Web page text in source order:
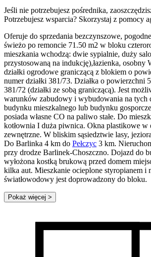
Jeśli nie potrzebujesz pośrednika,
Potrzebujesz wsparcia? Skorzystaj z pomocy
Oferuje do sprzedania bezczynszowe,
świeżo po remoncie 71.50 m2 w bloku
mieszkania wchodzą: dwie sypialnie, duży
przystosowaną na indukcję),łazienka,
działki ogrodowe graniczącą z blokiem o
numer działki 381/73. Działka o powierzchni
381/72 (działki ze sobą graniczącą). Jest
warunków zabudowy i wybudowania na tych
budynku mieszkalnego lub budynku
posiada własne CO na paliwo stałe. Do
kotłownia I duża piwnica. Okna plastikowe w
zewnętrzne. W bliskim sąsiedztwie lasy,
Do Barlinka 4 km do Pełczyc 3 km.
przy drodze Barlinek-Choszczno. Dojazd do
wyłożona kostką brukową przed domem
kilka aut. Mieszkanie ocieplone styropianem i
światłowodowy jest doprowadzony do bloku.
Pokaż więcej >